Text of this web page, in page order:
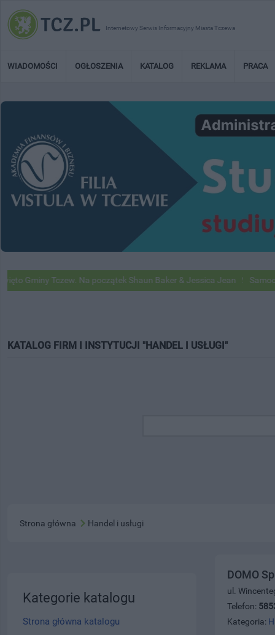
Internetowy Serwis Informacyjny Miasta Tczewa
WIADOMOŚCI OGŁOSZENIA KATALOG REKLAMA PRACA
Tczew. Na początek Shaun Baker & Jessica Jean Samochody
KATALOG FIRM I INSTYTUCJI "HANDEL I USŁUGI"
Strona główna Handel i usługi
DOMO
ul.
Telefon:
Kategoria:
Kategorie katalogu
Strona główna katalogu